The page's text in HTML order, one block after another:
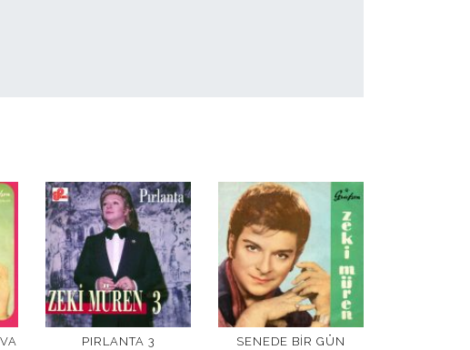
PIRLANTA 3 SENEDE BIR GÜN